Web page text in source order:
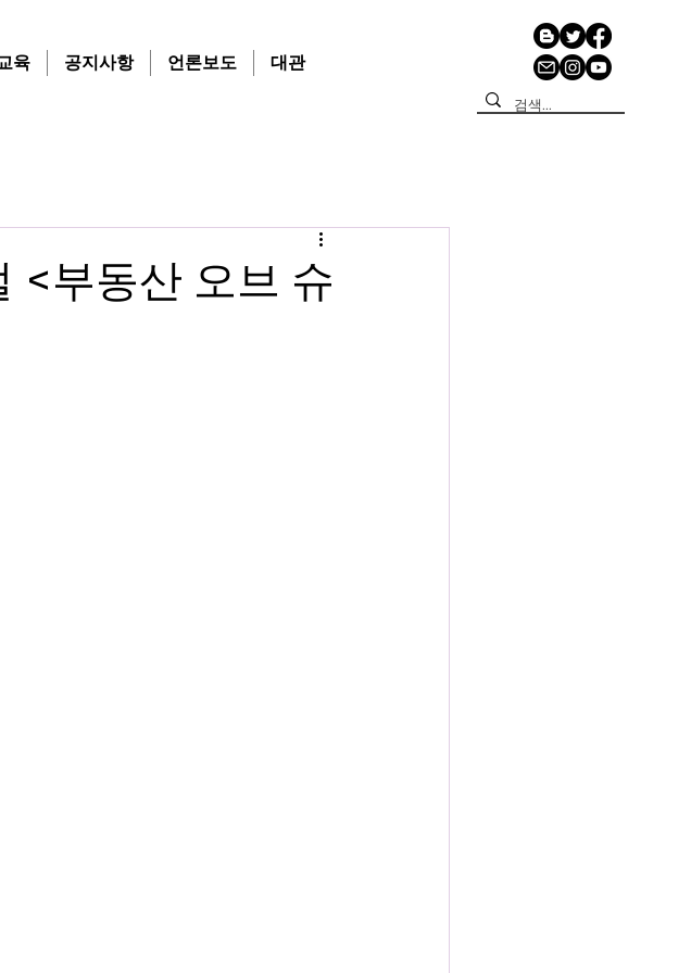
육 공지사항 언론보도 대관
<부동산 오브 슈